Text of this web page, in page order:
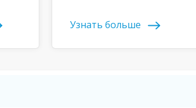
Узнать больше